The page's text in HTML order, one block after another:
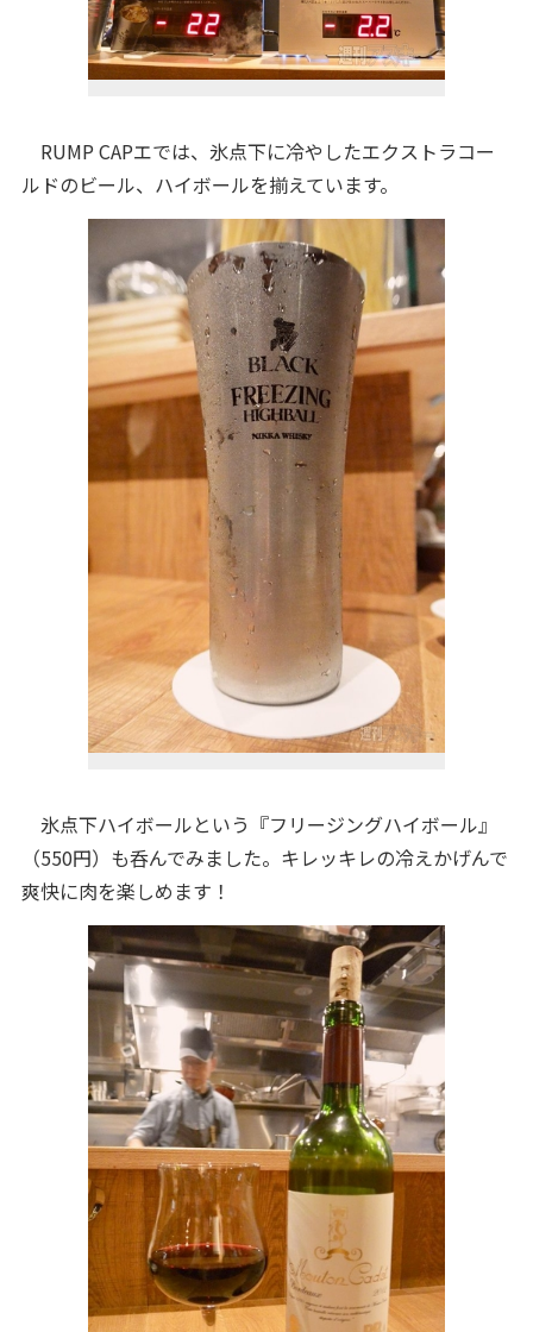
RUMP CAPエでは、氷点下に冷やしたエクストラコー
ルドのビール、ハイボールを揃えています。
氷点下ハイボールという『フリージングハイボール』
（550円）も呑んでみました。キレッキレの冷えかげんで
爽快に肉を楽しめます！